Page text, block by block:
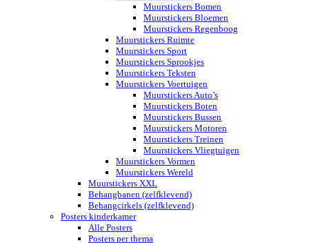
Muurstickers Bomen
Muurstickers Bloemen
Muurstickers Regenboog
Muurstickers Ruimte
Muurstickers Sport
Muurstickers Sprookjes
Muurstickers Teksten
Muurstickers Voertuigen
Muurstickers Auto’s
Muurstickers Boten
Muurstickers Bussen
Muurstickers Motoren
Muurstickers Treinen
Muurstickers Vliegtuigen
Muurstickers Vormen
Muurstickers Wereld
Muurstickers XXL
Behangbanen (zelfklevend)
Behangcirkels (zelfklevend)
Posters kinderkamer
Alle Posters
Posters per thema